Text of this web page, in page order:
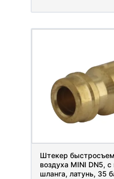
Штекер
воздуха MINI DN5,
шланга, латунь, 35